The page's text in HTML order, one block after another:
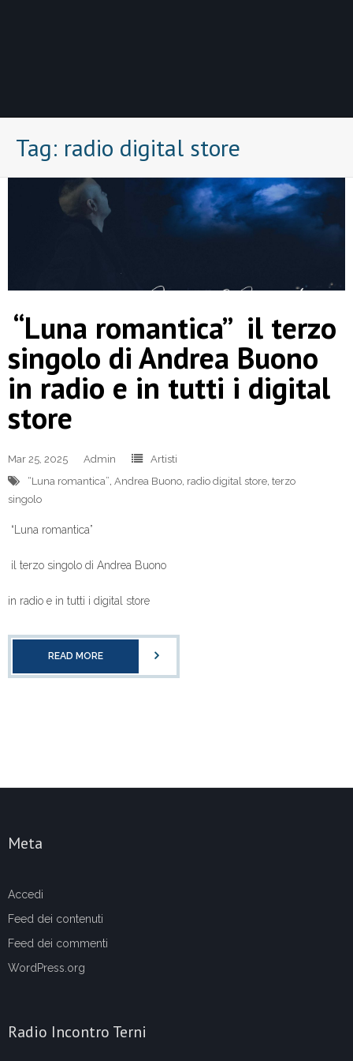
Tag: radio digital store
“Luna romantica” il terzo
singolo di Andrea Buono
in radio e in tutti i digital
store
Mar 25, 2025 Admin
Artisti
“Luna romantica” Andrea Buono radio digital store terzo
singolo
“Luna romantica”
il terzo singolo di Andrea Buono
in radio e in tutti i digital store
READ MORE
Meta
Accedi
Feed dei contenuti
Feed dei commenti
WordPress.org
Radio Incontro Terni